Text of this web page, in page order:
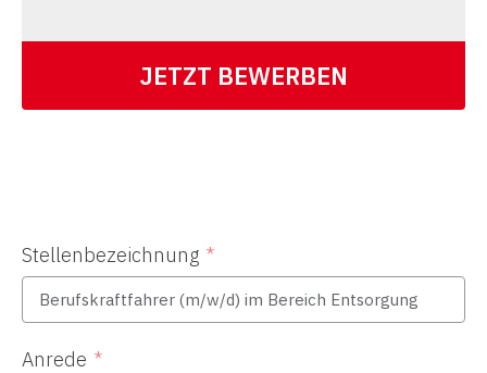
JETZT BEWERBEN
Stellenbezeichnung
Anrede